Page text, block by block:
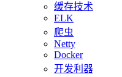
缓存技术
ELK
爬虫
Netty
Docker
开发利器